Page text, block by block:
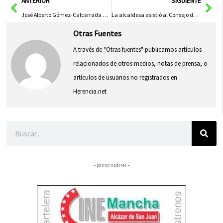
José Alberto Gómez-Calcerrada en un tentadero en la plaza de toros de Alcázar La alcaldesa asistió al Consejo de Administración de RECEVIN
Otras Fuentes
A través de "Otras fuentes" publicamos artículos
relacionados de otros medios, notas de prensa, o
artículos de usuarios no registrados en
Herencia.net
– patrocinadores –